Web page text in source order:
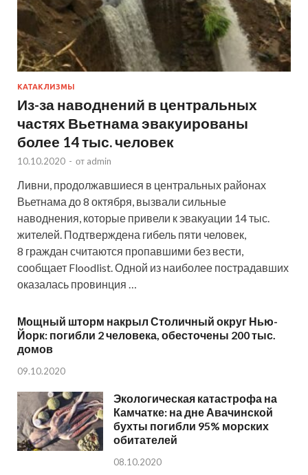
КАТАКЛИЗМЫ
Из-за наводнений в центральных
частях Вьетнама эвакуированы
более 14 тыс. человек
10.10.2020 - от admin
Ливни, продолжавшиеся в центральных районах
Вьетнама до 8 октября, вызвали сильные
наводнения, которые привели к эвакуации 14 тыс.
жителей. Подтверждена гибель пяти человек,
8 граждан считаются пропавшими без вести,
сообщает Floodlist. Одной из наиболее пострадавших
оказалась провинция …
Мощный шторм накрыл Столичный округ Нью-
Йорк: погибли 2 человека, обесточены 200 тыс.
домов
09.10.2020
Экологическая катастрофа на
Камчатке: на дне Авачинской
бухты погибли 95% морских
обитателей
08.10.2020